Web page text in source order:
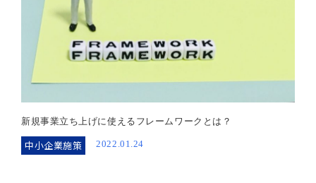
新規事業立ち上げに使えるフレームワークとは？
中小企業施策 2022.01.24